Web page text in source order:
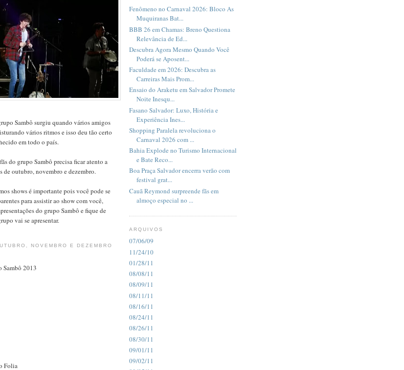
Sambô surgiu quando vários amigos
vários ritmos e isso deu tão certo
em todo o país.
do grupo Sambô precisa ficar atento a
de outubro, novembro e dezembro.
shows é importante pois você pode se
para assistir ao show com você,
do grupo Sambô e fique de
vai se apresentar.
NOVEMBRO E DEZEMBRO
Sambô 2013
Folia
Fenômeno no Carnaval 2026: Bloco As
Muquiranas Bat...
BBB 26 em Chamas: Breno Questiona
Relevância de Ed...
Descubra Agora Mesmo Quando Você
Poderá se Aposent...
Faculdade em 2026: Descubra as
Carreiras Mais Prom...
Ensaio do Araketu em Salvador Promete
Noite Inesqu...
Fasano Salvador: Luxo, História e
Experiência Ines...
Shopping Paralela revoluciona o
Carnaval 2026 com ...
Bahia Explode no Turismo Internacional
e Bate Reco...
Boa Praça Salvador encerra verão com
festival grat...
Cauã Reymond surpreende fãs em
almoço especial no ...
ARQUIVOS
07/06/09
11/24/10
01/28/11
08/08/11
08/09/11
08/11/11
08/16/11
08/24/11
08/26/11
08/30/11
09/01/11
09/02/11